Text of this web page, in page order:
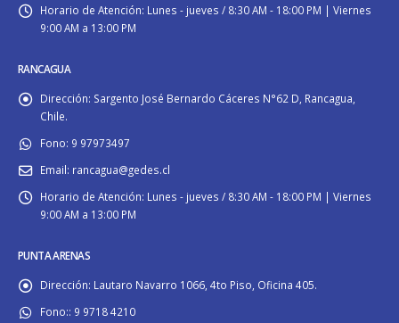
Horario de Atención: Lunes - jueves / 8:30 AM - 18:00 PM | Viernes
9:00 AM a 13:00 PM
RANCAGUA
Dirección: Sargento José Bernardo Cáceres N°62 D, Rancagua,
Chile.
Fono: 9 97973497
Email: rancagua@gedes.cl
Horario de Atención: Lunes - jueves / 8:30 AM - 18:00 PM | Viernes
9:00 AM a 13:00 PM
PUNTA ARENAS
Dirección: Lautaro Navarro 1066, 4to Piso, Oficina 405.
Fono:: 9 9718 4210